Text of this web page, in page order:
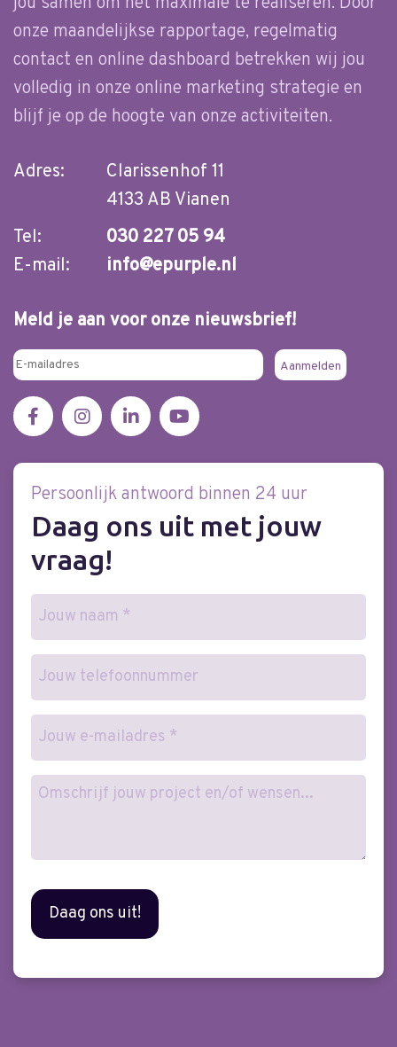
onze maandelijkse rapportage, regelmatig
contact en online dashboard betrekken wij jou
volledig in onze online marketing strategie en
blijf je op de hoogte van onze activiteiten.
Adres:
Clarissenhof 11
4133 AB Vianen
Tel:
030 227 05 94
E-mail:
info@epurple.nl
Meld je aan voor onze nieuwsbrief!
Persoonlijk antwoord binnen 24 uur
Daag ons uit met jouw
vraag!
Naam
(Vereist)
Telefoonnummer
mailadres
(Vereist)
Wensen